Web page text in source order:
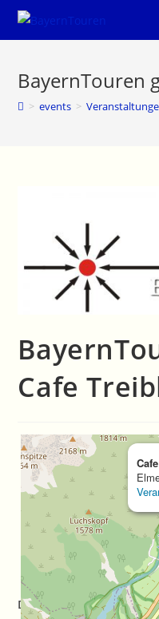
BayernTouren
> events >
Cafe
Datum/Zeit